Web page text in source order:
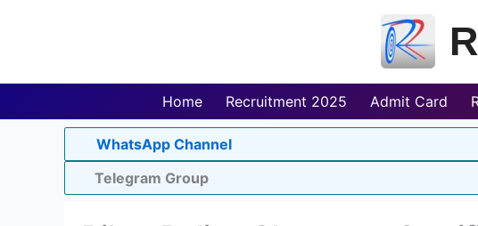
Home Recruitment 2025 Admit Card
WhatsApp Channel
Telegram Group